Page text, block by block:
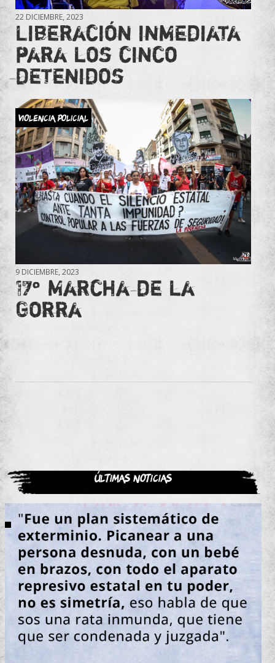
22 DICIEMBRE, 2023
Liberación inmediata
para los cinco
detenidos
Violencia Policial
9 DICIEMBRE, 2023
17° Marcha de la
Gorra
Últimas noticias